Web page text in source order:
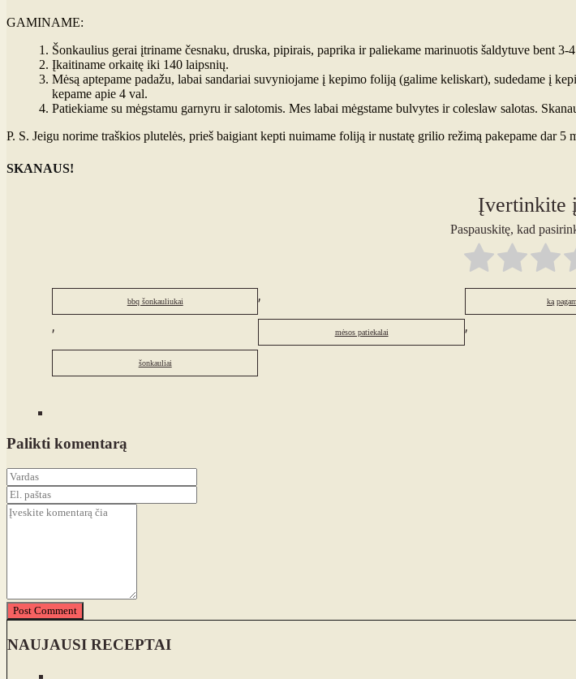
GAMINAME:
Šonkaulius gerai įtriname česnaku, druska, pipirais, paprika ir paliekame marinuotis šaldytuve bent 3-
Įkaitiname orkaitę iki 140 laipsnių.
Mėsą aptepame padažu, labai sandariai suvyniojame į kepimo foliją (galime keliskart), sudedame į
kepame apie 4 val.
Patiekiame su mėgstamu garnyru ir salotomis. Mes labai mėgstame bulvytes ir coleslaw salotas.
P. S. Jeigu norime traškios plutelės, prieš baigiant kepti nuimame foliją ir nustatę grilio režimą pakepame dar 5
SKANAUS!
Įvertinkite
Paspauskitę, kad
bbq šonkauliukai , ką
, mėsos patiekalai ,
šonkauliai
Palikti komentarą
Post Comment
NAUJAUSI RECEPTAI